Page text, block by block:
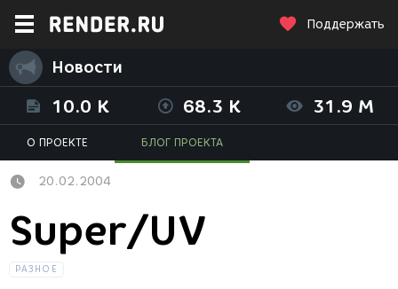
Поддержать
Новости
10.0 K 68.3 K 31.9 M
О ПРОЕКТЕ БЛОГ ПРОЕКТА
20.02.2004
Super/UV
РАЗНОЕ